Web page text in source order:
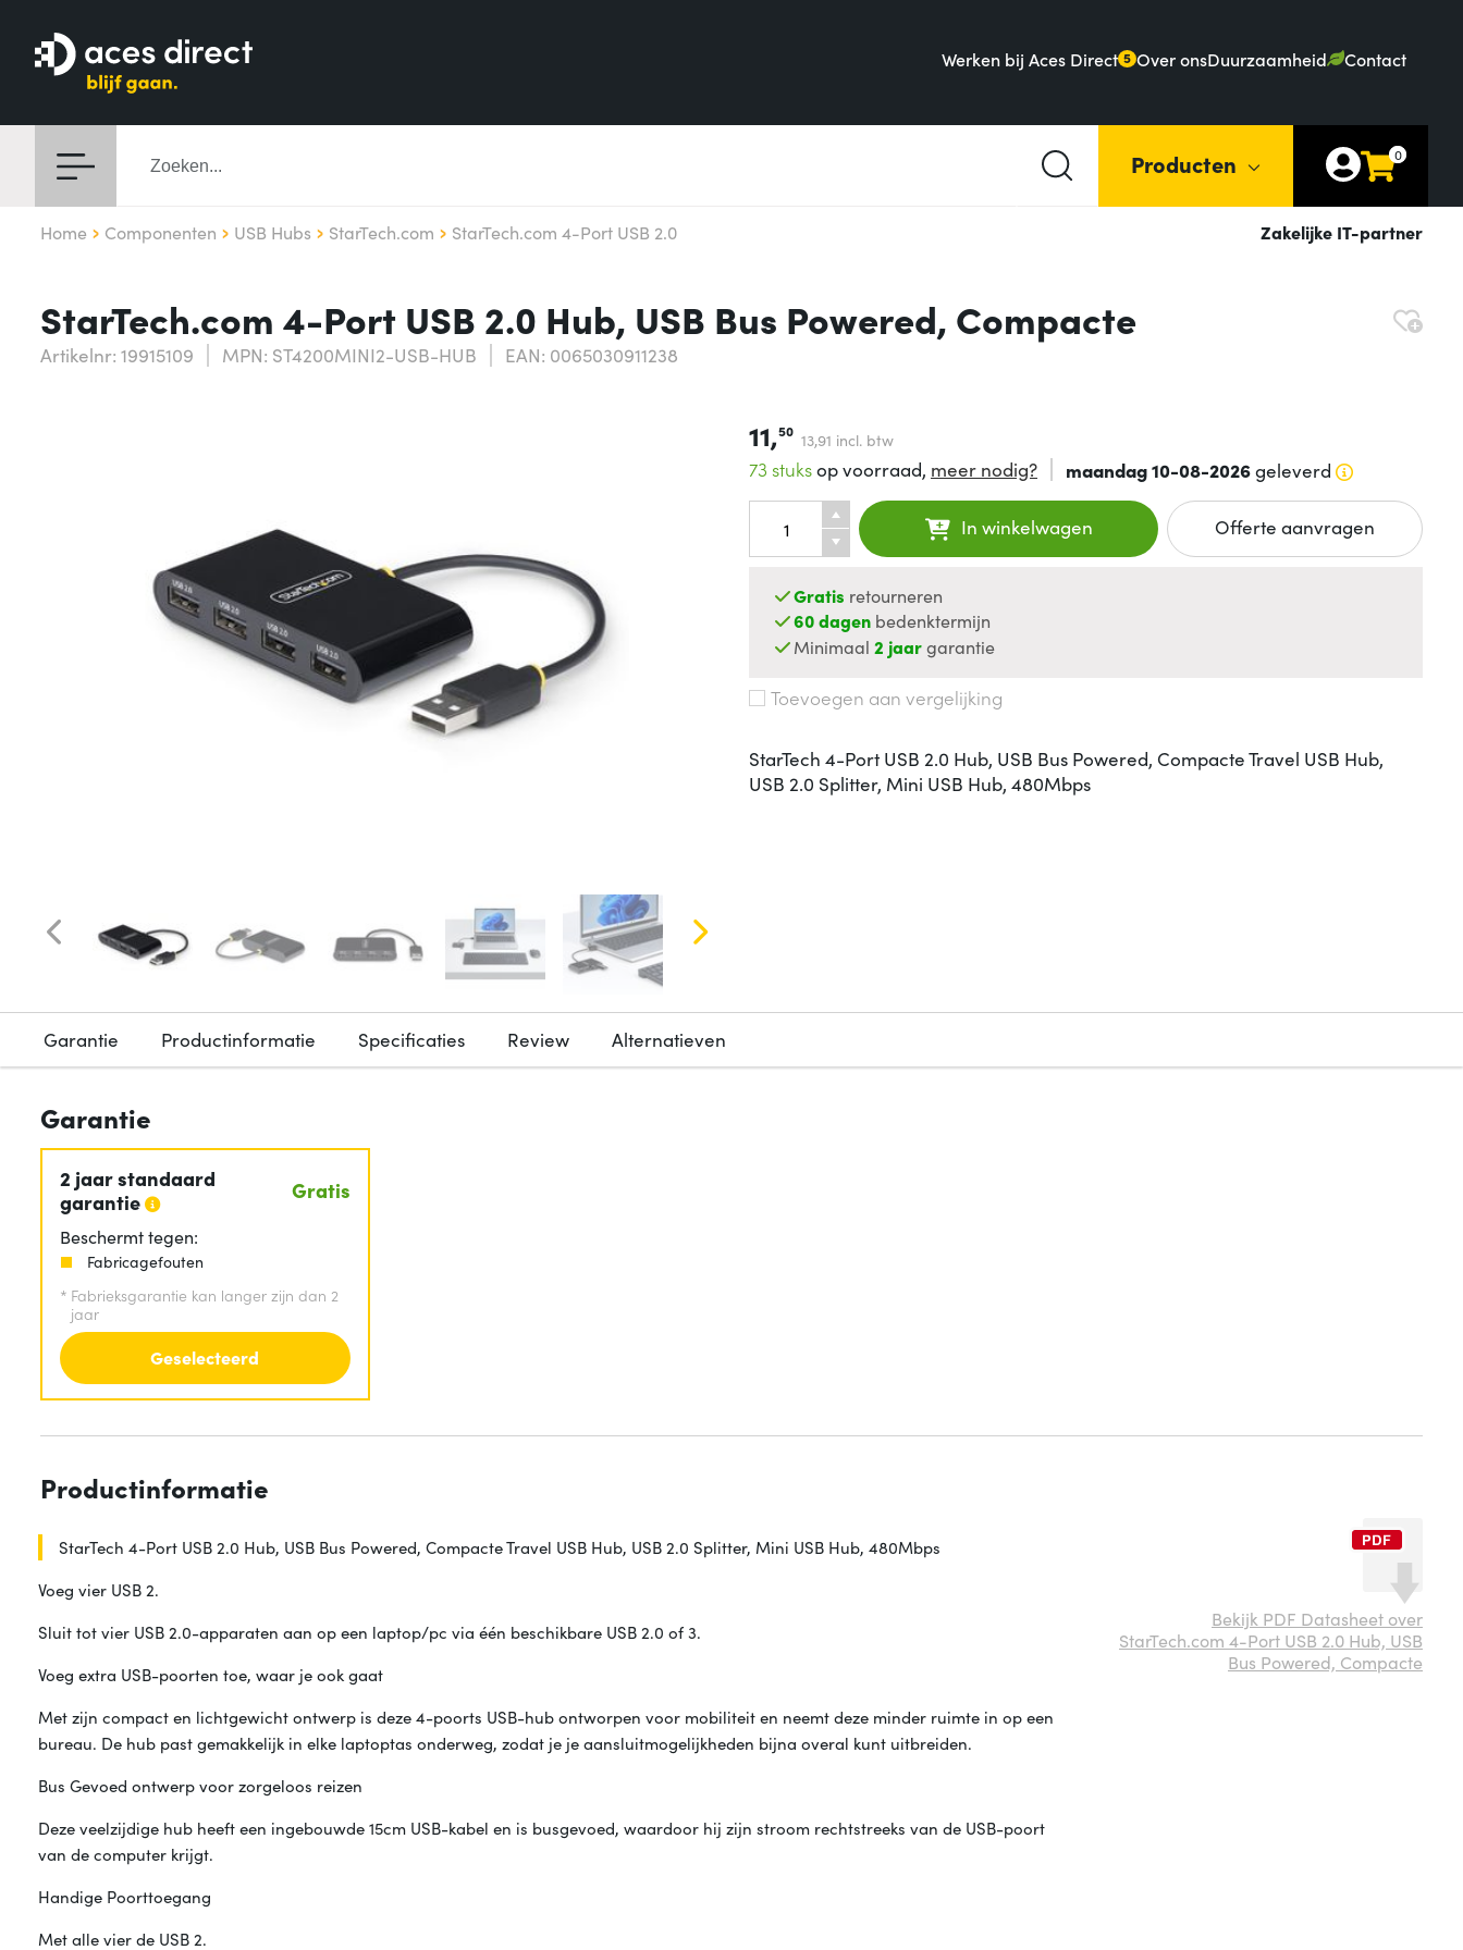
Werken bij Aces Direct 5 Over onsDuurzaamheid Contact
Producten 0
Home Componenten USB Hubs StarTech.com StarTech.com 4-Port USB 2.0 Zakelijke IT-partner
StarTech.com 4-Port USB 2.0 Hub, USB Bus Powered, Compacte
Artikelnr: 19915109 MPN: ST4200MINI2-USB-HUB EAN: 0065030911238
11,50 13,91 incl. btw
73 stuksop voorraad, meer nodig? maandag 10-08-2026geleverd
In winkelwagen Offerte aanvragen
Gratis retourneren
60 dagen bedenktermijn
Minimaal2 jaargarantie
Toevoegen aan vergelijking
StarTech 4-Port USB 2.0 Hub, USB Bus Powered, Compacte Travel USB Hub,
USB 2.0 Splitter, Mini USB Hub, 480Mbps
Garantie Productinformatie Specificaties Review Alternatieven
Garantie
2 jaar standaard
garantie
Gratis
Beschermt tegen:
Fabricagefouten
* Fabrieksgarantie kan langer zijn dan 2
jaar
Geselecteerd
Productinformatie
StarTech 4-Port USB 2.0 Hub, USB Bus Powered, Compacte Travel USB Hub, USB 2.0 Splitter, Mini USB Hub, 480Mbps
Voeg vier USB 2.
Sluit tot vier USB 2.0-apparaten aan op een laptop/pc via één beschikbare USB 2.0 of 3.
Voeg extra USB-poorten toe, waar je ook gaat
Met zijn compact en lichtgewicht ontwerp is deze 4-poorts USB-hub ontworpen voor mobiliteit en neemt deze minder ruimte in op een
bureau. De hub past gemakkelijk in elke laptoptas onderweg, zodat je je aansluitmogelijkheden bijna overal kunt uitbreiden.
Bus Gevoed ontwerp voor zorgeloos reizen
Deze veelzijdige hub heeft een ingebouwde 15cm USB-kabel en is busgevoed, waardoor hij zijn stroom rechtstreeks van de USB-poort
van de computer krijgt.
Handige Poorttoegang
Met alle vier de USB 2.
Bekijk PDF Datasheet over
StarTech.com 4-Port USB 2.0 Hub, USB
Bus Powered, Compacte